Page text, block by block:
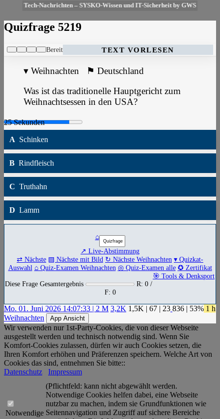
Tech-Nachrichten – SYSKO-Wissen und IT-Sicherheit by GWS
Quizfrage 5219
Bereit TEXT VORLESEN
▾ Weihnachten ⚑ Deutschland
Was ist das traditionelle Hauptgericht zum
Weihnachtsessen in den USA?
A Schinken
B Rindfleisch
C Truthahn
D Lamm
⌂
↗ Live-Abstimmung
⇄ Nächste ▧ Nächste mit Bild ↻ Nächste Weihnachten ▾ Quizkat-
Auswahl ⌂ Quiz-Examen Weihnachten ◎ Quiz-Examen alle ✪ Zertifikat
🎯 Tools & Denksport
Diese Frage Gesamtergebnis
R: 0 /
F: 0
Mo. 01. Juni 2026 14:07:33 | 2 M 3,2K 1,5K | 67 | 23 836 | 53% 1 h
Weihnachten
App Ansicht
Wir verwenden nur 1st-Party-Cookies, die von dieser Webseite
ausgestellt werden und technisch notwendig sind. Wenn Sie
Komfort-Cookies zulassen, dürfen wir auch Cookies setzen, die
Ihren Komfort erhöhen und Präferenzen speichern. Welche Art von
Cookies das sind, entnehmen Sie bitte::
Datenschutz
Impressum
Notwendige
(Pflichtfeld: kann nicht abgewählt werden.
Notwendige Cookies helfen dabei, eine Webseite
nutzbar zu machen, indem sie Grundfunktionen wie
Seitennavigation und Zugriff auf sichere Bereiche